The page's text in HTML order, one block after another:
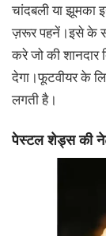
चांदबली या झूमका
ज़रूर पहनें।इसे के
करे जो की
देगा।फूटवीयर के
लगती है।
पेस्टल शेड्स की